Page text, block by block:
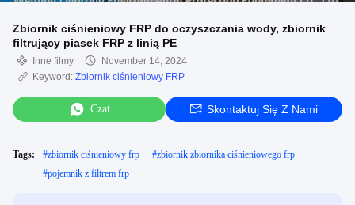
Zbiornik ciśnieniowy FRP do oczyszczania wody, zbiornik
filtrujący piasek FRP z linią PE
Inne filmy
November 14, 2024
Keyword: Zbiornik ciśnieniowy FRP
Czat Skontaktuj Się Z Nami
Tags: #zbiornik ciśnieniowy frp #zbiornik zbiornika ciśnieniowego frp
#pojemnik z filtrem frp